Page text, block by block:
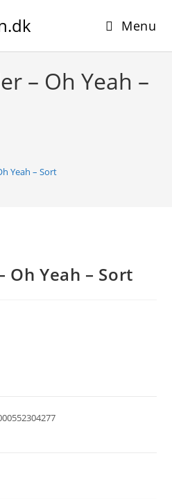
Menu
– Oh Yeah –
Yeah – Sort
Oh Yeah – Sort